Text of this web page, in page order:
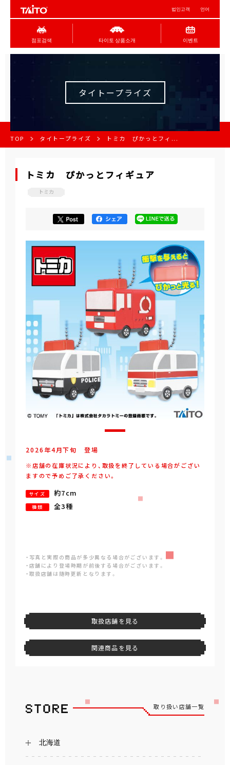
법인고객 언어
점포검색 타이토 상품소개 이벤트
タイトープライズ
TOP タイトープライズ トミカ ぴかっとフィ...
トミカ ぴかっとフィギュア
トミカ
2026年4月下旬 登場
※店舗の在庫状況により、取扱を終了している場合がござい
ますので予めご了承ください。
サイズ 約7cm
種類 全3種
・写真と実際の商品が多少異なる場合がございます。
・店舗により登場時期が前後する場合がございます。
・取扱店舗は随時更新となります。
取扱店舗を見る
関連商品を見る
取り扱い店舗一覧
北海道